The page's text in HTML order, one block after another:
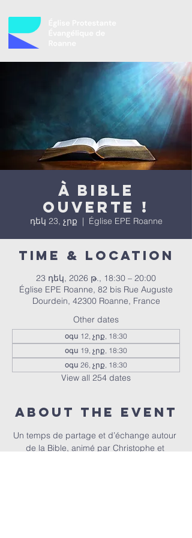
À bible
ouverte !
դեկ 23, չրք
  |
Église EPE Roanne
Time & Location
23 դեկ, 2026 թ., 18:30 – 20:00
Église EPE Roanne, 82 bis Rue Auguste
Dourdein, 42300 Roanne, France
Other dates
օգս 12, չրք, 18:30
օգս 19, չրք, 18:30
օգս 26, չրք, 18:30
View all 254 dates
About the event
Un temps de partage et d’échange autour
de la Bible, animé par Christophe et